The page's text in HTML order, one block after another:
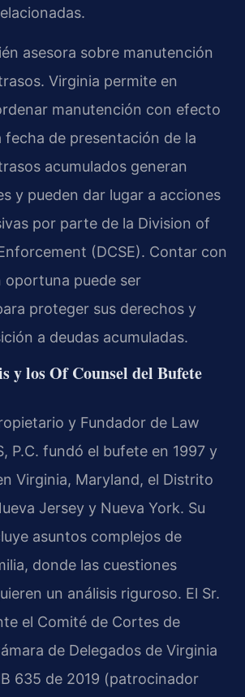
asesora sobre manutención
Virginia permite en
manutención con efecto
de presentación de la
acumulados generan
y pueden dar lugar a acciones
por parte de la Division of
(DCSE). Contar con
oportuna puede ser
proteger sus derechos y
a deudas acumuladas.
y los Of Counsel del Bufete
y Fundador de Law
P.C. fundó el bufete en 1997 y
Virginia, Maryland, el Distrito
Jersey y Nueva York. Su
asuntos complejos de
donde las cuestiones
un análisis riguroso. El Sr.
el Comité de Cortes de
de Delegados de Virginia
635 de 2019 (patrocinador